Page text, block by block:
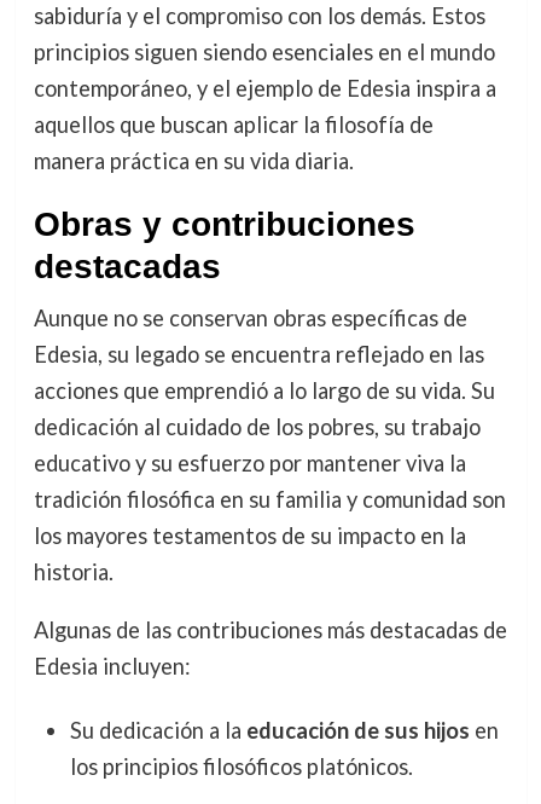
sabiduría y el compromiso con los demás. Estos
principios siguen siendo esenciales en el mundo
contemporáneo, y el ejemplo de Edesia inspira a
aquellos que buscan aplicar la filosofía de
manera práctica en su vida diaria.
Obras y contribuciones
destacadas
Aunque no se conservan obras específicas de
Edesia, su legado se encuentra reflejado en las
acciones que emprendió a lo largo de su vida. Su
dedicación al cuidado de los pobres, su trabajo
educativo y su esfuerzo por mantener viva la
tradición filosófica en su familia y comunidad son
los mayores testamentos de su impacto en la
historia.
Algunas de las contribuciones más destacadas de
Edesia incluyen:
Su dedicación a la educación de sus hijos en
los principios filosóficos platónicos.